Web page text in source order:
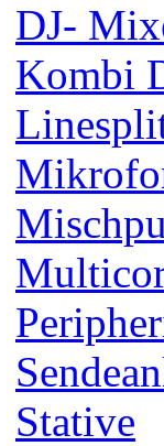
DJ-
Kombi
Stative